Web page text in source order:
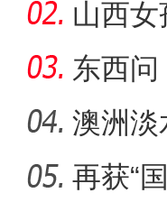
山西女
东西
的要道
澳洲淡
再获“